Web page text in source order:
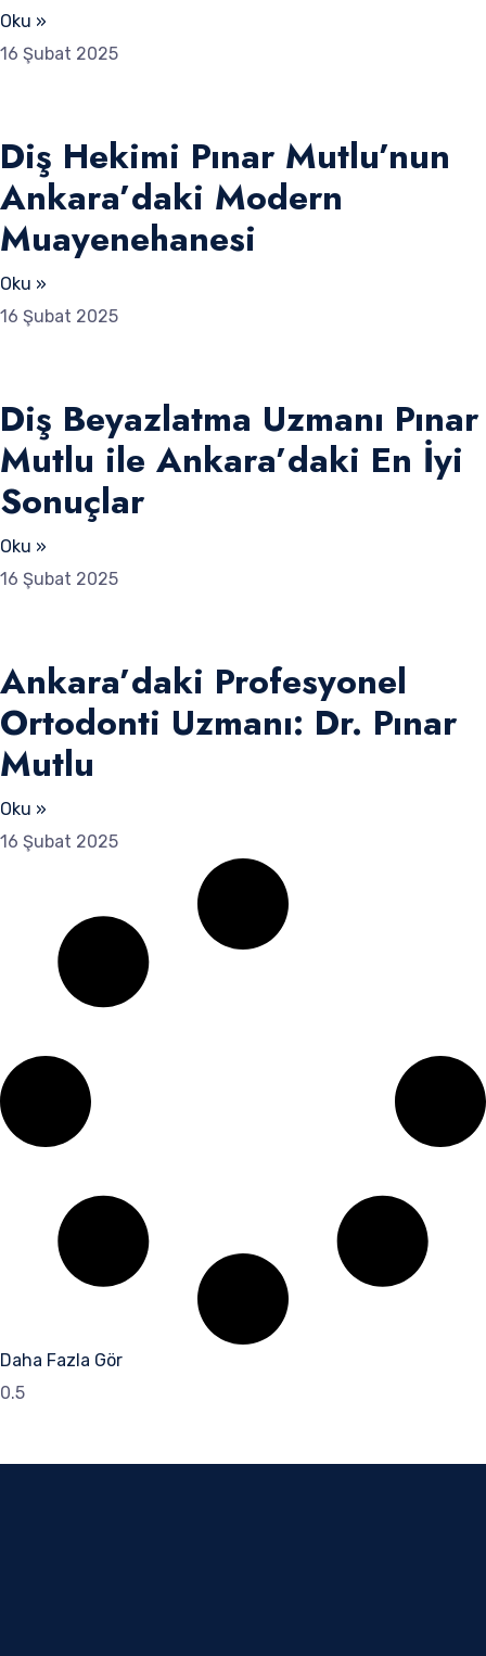
Oku »
16 Şubat 2025
Diş Hekimi Pınar Mutlu’nun
Ankara’daki Modern
Muayenehanesi
Oku »
16 Şubat 2025
Diş Beyazlatma Uzmanı Pınar
Mutlu ile Ankara’daki En İyi
Sonuçlar
Oku »
16 Şubat 2025
Ankara’daki Profesyonel
Ortodonti Uzmanı: Dr. Pınar
Mutlu
Oku »
16 Şubat 2025
Daha Fazla Gör